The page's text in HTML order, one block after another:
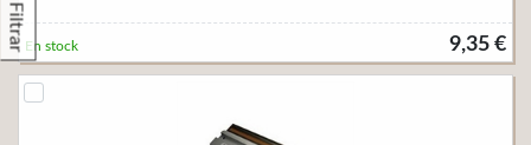
Filtrar 9,35 €
En stock